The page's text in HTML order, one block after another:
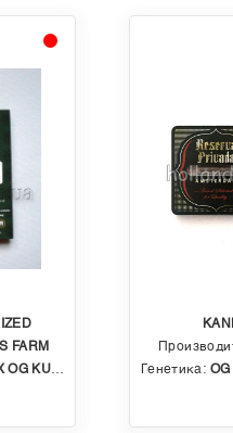
FARM
KUSH
Генетика: OG